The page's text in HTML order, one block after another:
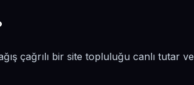
çağrılı bir site topluluğu canlı tutar ve